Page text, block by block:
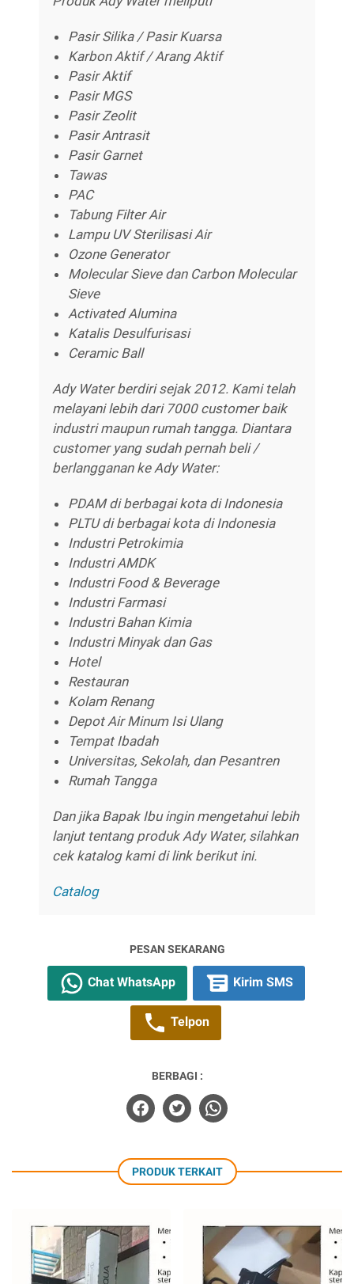
Pasir Silika / Pasir Kuarsa
Karbon Aktif / Arang Aktif
Pasir Aktif
Pasir MGS
Pasir Zeolit
Pasir Antrasit
Pasir Garnet
Tawas
PAC
Tabung Filter Air
Lampu UV Sterilisasi Air
Ozone Generator
Molecular Sieve dan Carbon Molecular
Sieve
Activated Alumina
Katalis Desulfurisasi
Ceramic Ball
Ady Water berdiri sejak 2012. Kami telah
melayani lebih dari 7000 customer baik
industri maupun rumah tangga. Diantara
customer yang sudah pernah beli /
berlangganan ke Ady Water:
PDAM di berbagai kota di Indonesia
PLTU di berbagai kota di Indonesia
Industri Petrokimia
Industri AMDK
Industri Food & Beverage
Industri Farmasi
Industri Bahan Kimia
Industri Minyak dan Gas
Hotel
Restauran
Kolam Renang
Depot Air Minum Isi Ulang
Tempat Ibadah
Universitas, Sekolah, dan Pesantren
Rumah Tangga
Dan jika Bapak Ibu ingin mengetahui lebih
lanjut tentang produk Ady Water, silahkan
cek katalog kami di link berikut ini.
Catalog
PESAN SEKARANG
Chat WhatsApp Kirim SMS
Telpon
BERBAGI :
PRODUK TERKAIT